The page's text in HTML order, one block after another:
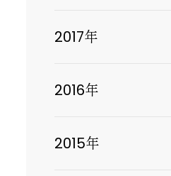
2017年
2016年
2015年